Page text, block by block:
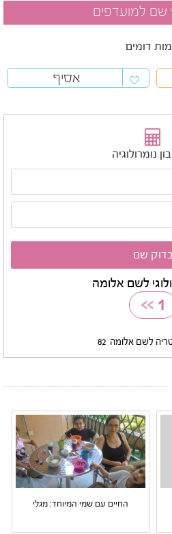
דומים
אסיף
נומרולוגיה
לשם אלומה
1
>>
לשם אלומה 82
החיים עם שמי המיוחד: מגלי